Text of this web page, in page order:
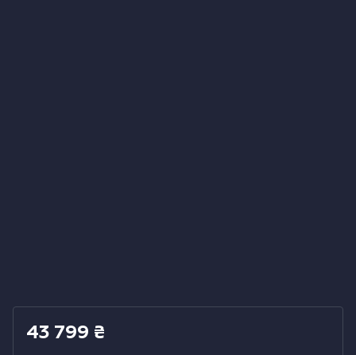
Аксессуары к крупной бытовой технике
43 799 ₴